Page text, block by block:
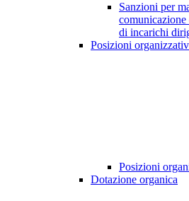
Sanzioni per
di incarichi
Posizioni
Posizioni
Dotazione organica